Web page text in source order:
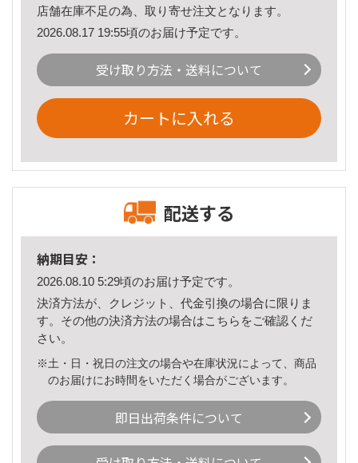
店舗在庫不足の為、取り寄せ注文となります。
2026.08.17 19:55頃のお届け予定です。
受け取り方法・送料について
カートに入れる
配送する
納期目安：
2026.08.10 5:29頃のお届け予定です。
決済方法が、クレジット、代金引換の場合に限りま
す。その他の決済方法の場合はこちら をご確認くだ
さい。
※土・日・祝日の注文の場合や在庫状況によって、商品
のお届けにお時間をいただく場合がございます。
即日出荷条件について